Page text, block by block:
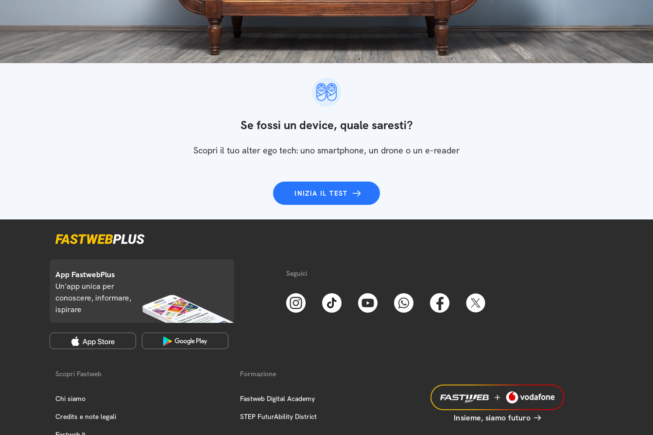
Se fossi un device, quale saresti?
Scopri il tuo alter ego tech: uno smartphone, un drone o un e-reader
INIZIA IL TEST
App FastwebPlus
Un'app unica per
conoscere, informare,
ispirare
Seguici
Scopri Fastweb
Chi siamo
Credits e note legali
Formazione
Fastweb Digital Academy
STEP FuturAbility District Insieme, siamo futuro